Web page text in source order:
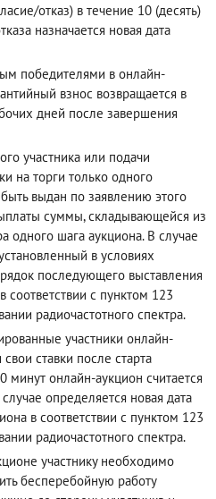
отказ) в течение 10 (десять)
назначается новая дата
победителями в онлайн-
взнос возвращается в
дней после завершения
участника или подачи
на торги только одного
выдан по заявлению этого
суммы, складывающейся из
одного шага аукциона. В случае
в условиях
последующего выставления
соответствии с пунктом 123
радиочастотного спектра.
участники онлайн-
ставки после старта
минут онлайн-аукцион считается
определяется новая дата
в соответствии с пунктом 123
радиочастотного спектра.
участнику необходимо
бесперебойную работу